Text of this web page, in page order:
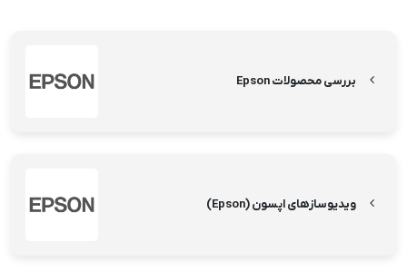
بررسی محصولات Epson
ویدیوسازهای اپسون (Epson)